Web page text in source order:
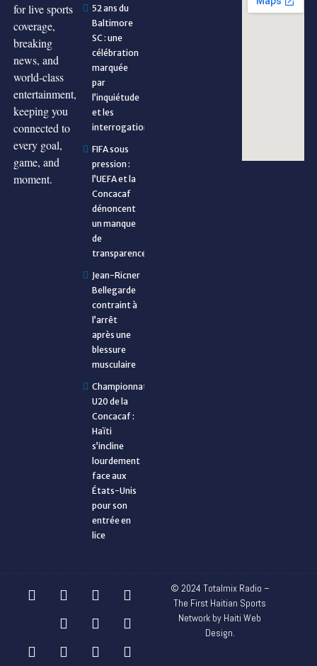
for live sports
coverage,
breaking
news, and
world-class
entertainment,
keeping you
connected to
every goal,
game, and
moment.
52 ans du
Baltimore
SC : une
célébration
marquée
par
l’inquiétude
et les
interrogations
FIFA sous
pression :
l’UEFA et la
Concacaf
dénoncent
un manque
de
transparence
Jean-Ricner
Bellegarde
contraint à
l’arrêt
après une
blessure
musculaire
Championnat
U20 de la
Concacaf :
Haïti
s’incline
lourdement
face aux
États-Unis
pour son
entrée en
lice
© 2024 Totalmix Radio –
The First Haitian Sports
Network by Haiti Web
Design.